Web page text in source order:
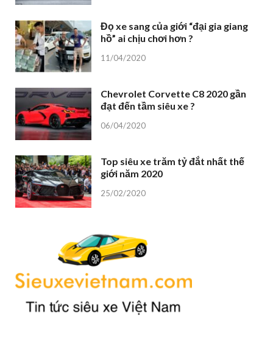
Đọ xe sang của giới “đại gia giang
hồ” ai chịu chơi hơn ?
11/04/2020
Chevrolet Corvette C8 2020 gần
đạt đến tầm siêu xe ?
06/04/2020
Top siêu xe trăm tỷ đắt nhất thế
giới năm 2020
25/02/2020